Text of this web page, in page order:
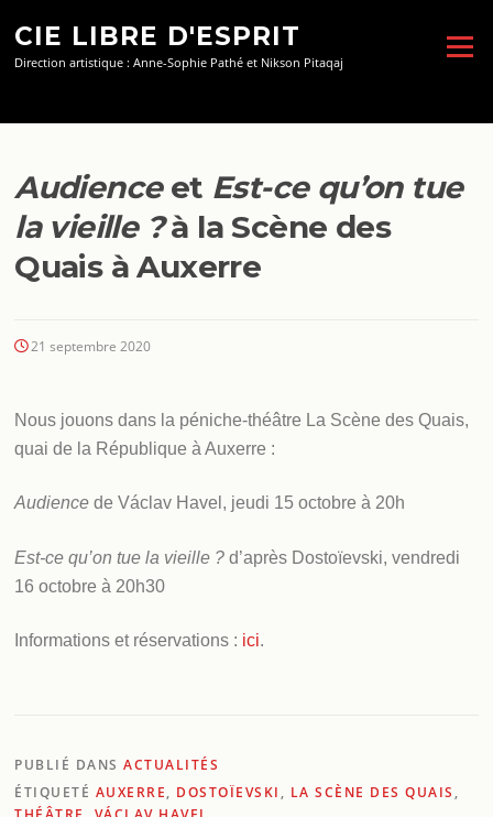
contenu
CIE LIBRE D'ESPRIT
Direction artistique : Anne-Sophie Pathé et Nikson Pitaqaj
Menu
Audienceet Est-ce qu’on tue
la vieille ?à la Scène des
Quais à Auxerre
21 septembre 2020
Nous jouons dans la péniche-théâtre La Scène des Quais,
quai de la République à Auxerre :
Audience de Václav Havel, jeudi 15 octobre à 20h
Est-ce qu’on tue la vieille ? d’après Dostoïevski, vendredi
16 octobre à 20h30
Informations et réservations : ici.
PUBLIÉ DANSACTUALITÉS
ÉTIQUETÉ AUXERRE, DOSTOÏEVSKI , LA SCÈNE DES QUAIS ,